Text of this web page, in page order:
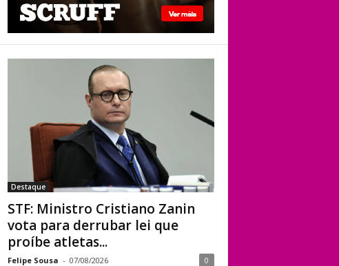
STF: Ministro
para derrubar lei
que proíbe atletas
transgênero em
competições de
Londrina
Destaque
STF: Ministro Cristiano Zanin
vota para derrubar lei que
proíbe atletas...
Felipe Sousa - 07/08/2026 0